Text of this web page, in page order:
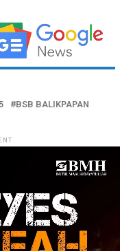
BSB BALIKPAPAN